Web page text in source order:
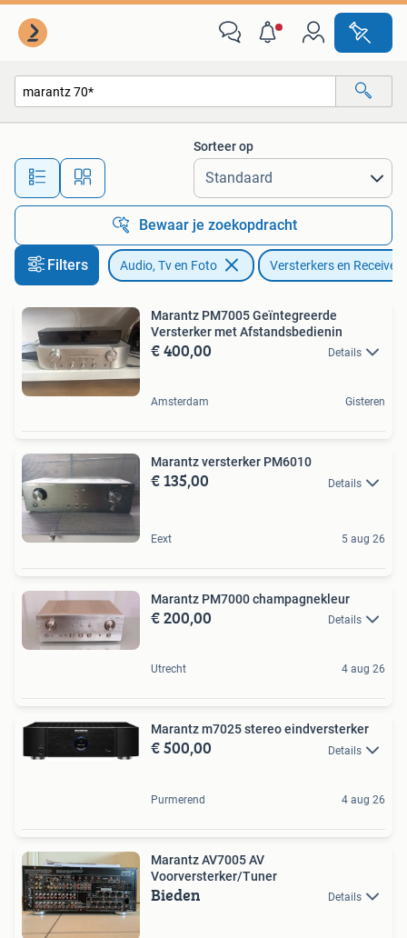
Alle afstanden…
Sorteer op
Bewaar je zoekopdracht
Filters Audio, Tv en Foto Versterkers en Receivers
Marantz PM7005 Geïntegreerde
Versterker met Afstandsbedienin
€ 400,00 Details
Amsterdam Gisteren
Marantz versterker PM6010
€ 135,00 Details
Eext 5 aug 26
Marantz PM7000 champagnekleur
€ 200,00 Details
Utrecht 4 aug 26
Marantz m7025 stereo eindversterker
€ 500,00 Details
Purmerend 4 aug 26
Marantz AV7005 AV
Voorversterker/Tuner
Bieden Details